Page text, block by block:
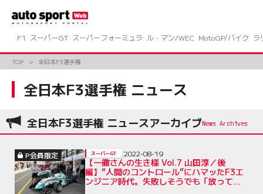
ツ
ス
F1 スーパーGT スーパーフォーミュラ ル・マン/WEC MotoGP/バイク ラ
TOP 全日本F3選手権
全日本F3選手権 ニュース
全日本F3選手権 ニュースアーカイブ
P会員限定
【一徹さんの生き様 Vol.7 山田淳／後
編】“人間のコントロール”にハマッたF3エ
ンジニア時代。失敗しそうでも「放ってお
スーパーGT 2022-08-19